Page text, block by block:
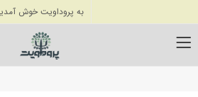
به پروداویت خوش